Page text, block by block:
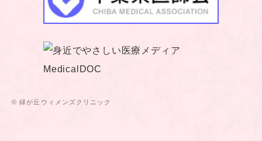
© 緑が丘ウィメンズクリニック